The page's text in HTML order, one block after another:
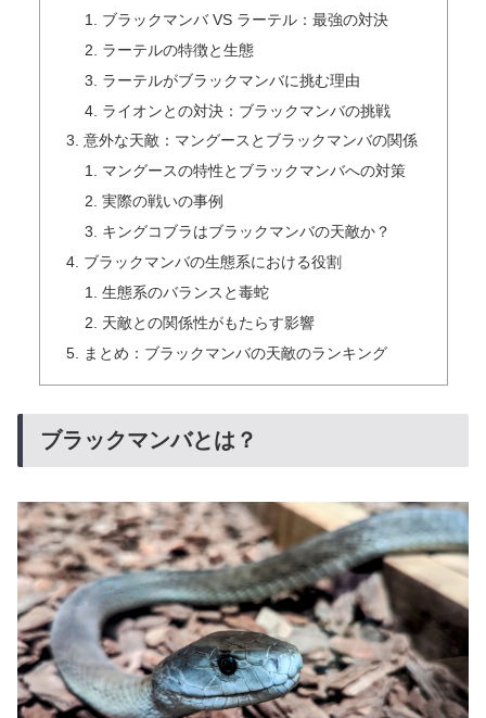
ブラックマンバ VS ラーテル：最強の対決
ラーテルの特徴と生態
ラーテルがブラックマンバに挑む理由
ライオンとの対決：ブラックマンバの挑戦
意外な天敵：マングースとブラックマンバの関係
マングースの特性とブラックマンバへの対策
実際の戦いの事例
キングコブラはブラックマンバの天敵か？
ブラックマンバの生態系における役割
生態系のバランスと毒蛇
天敵との関係性がもたらす影響
まとめ：ブラックマンバの天敵のランキング
ブラックマンバとは？